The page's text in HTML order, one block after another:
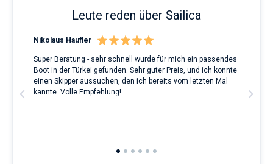
Leute reden über Sailica
Nikolaus Haufler
Super Beratung - sehr schnell wurde für mich ein passendes
Boot in der Türkei gefunden. Sehr guter Preis, und ich konnte
einen Skipper aussuchen, den ich bereits vom letzten Mal
kannte. Volle Empfehlung!